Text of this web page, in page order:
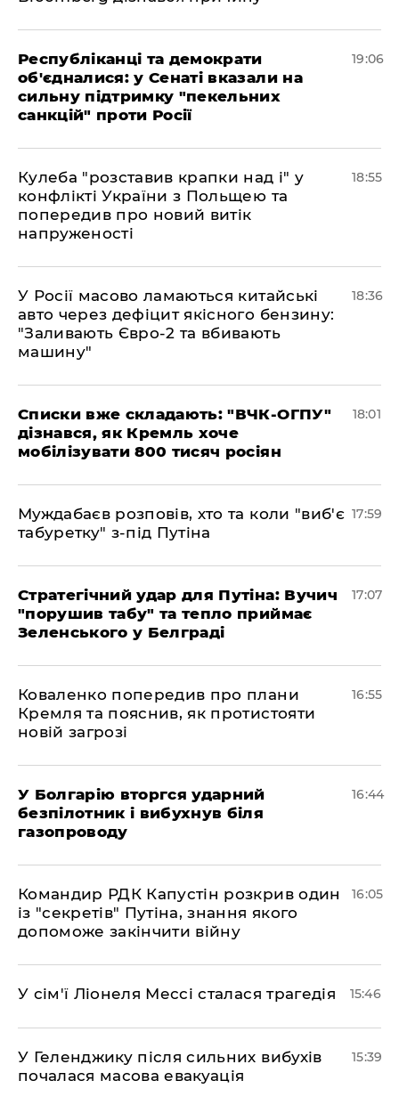
Республіканці та демократи
об'єдналися: у Сенаті вказали на
сильну підтримку "пекельних
санкцій" проти Росії
19:06
Кулеба "розставив крапки над і" у
конфлікті України з Польщею та
попередив про новий витік
напруженості
18:55
У Росії масово ламаються китайські
авто через дефіцит якісного бензину:
"Заливають Євро-2 та вбивають
машину"
18:36
Списки вже складають: "ВЧК-ОГПУ"
дізнався, як Кремль хоче
мобілізувати 800 тисяч росіян
18:01
Муждабаєв розповів, хто та коли "виб'є
табуретку" з-під Путіна
17:59
Стратегічний удар для Путіна: Вучич
"порушив табу" та тепло приймає
Зеленського у Белграді
17:07
Коваленко попередив про плани
Кремля та пояснив, як протистояти
новій загрозі
16:55
У Болгарію вторгся ударний
безпілотник і вибухнув біля
газопроводу
16:44
Командир РДК Капустін розкрив один
із "секретів" Путіна, знання якого
допоможе закінчити війну
16:05
У сім'ї Ліонеля Мессі сталася трагедія 15:46
У Геленджику після сильних вибухів
почалася масова евакуація
15:39